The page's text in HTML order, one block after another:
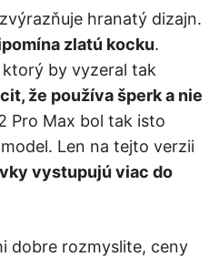
hranatý dizajn.
zlatú kocku.
ktorý by vyzeral tak
že používa šperk a nie
Pro Max bol tak isto
Len na tejto verzii
vystupujú viac do
dobre rozmyslite, ceny